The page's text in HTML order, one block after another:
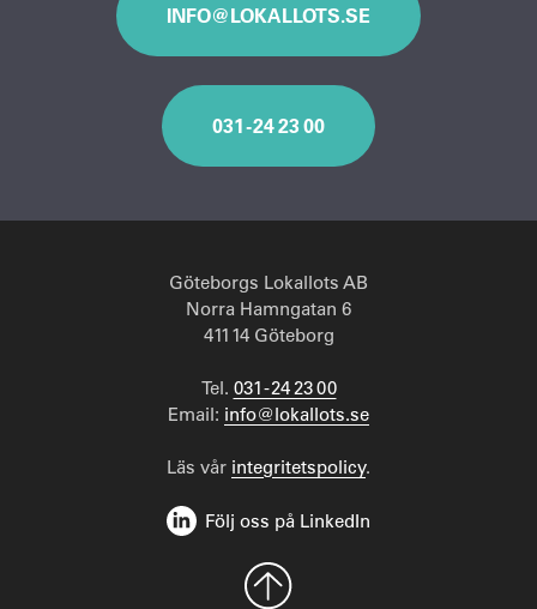
INFO@LOKALLOTS.SE
031 - 24 23 00
Göteborgs Lokallots AB
Norra Hamngatan 6
411 14 Göteborg
Tel. 031 - 24 23 00
Email: info@lokallots.se
Läs vår integritetspolicy.
Följ oss på LinkedIn